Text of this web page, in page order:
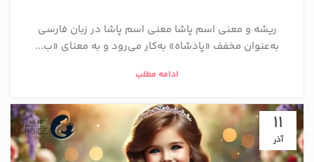
ریشه و معنی اسم پاشا معنی اسم پاشا در زبان فارسی
به‌عنوان مخفف «پادشاه» به‌کار می‌رود و به معنای «ب...
ادامه مطلب
11
آذر